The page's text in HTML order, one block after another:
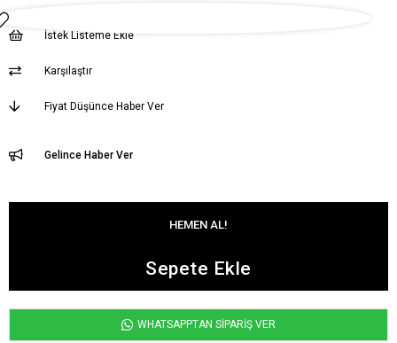
İstek Listeme Ekle
Karşılaştır
Fiyat Düşünce Haber Ver
Gelince Haber Ver
WHATSAPPTAN SİPARİŞ VER